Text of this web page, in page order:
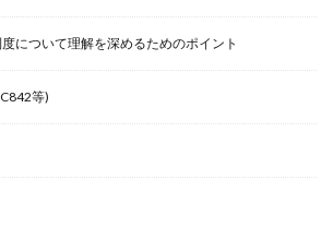
について理解を深めるためのポイント
等)